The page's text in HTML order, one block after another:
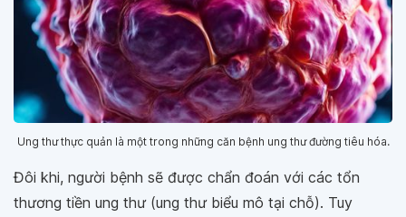
Ung thư thực quản là một trong những căn bệnh ung thư đường tiêu hóa.
Đôi khi, người bệnh sẽ được chẩn đoán với các tổn
thương tiền ung thư (ung thư biểu mô tại chỗ). Tuy